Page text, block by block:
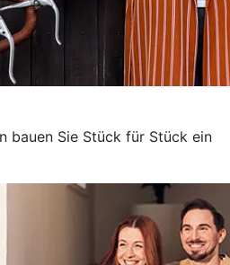
bauen Sie Stück für Stück ein